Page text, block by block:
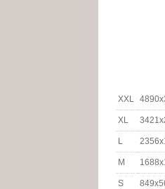
XXL
XL
L
M
S